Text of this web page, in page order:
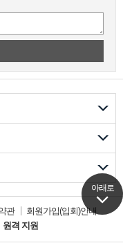
아래로
관
회원가입(입회)안내
원격 지원
아래로